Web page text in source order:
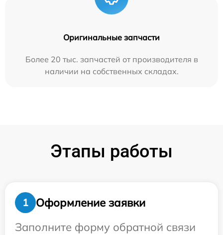
Оригинальные запчасти
Более 20 тыс. запчастей от производителя в
наличии на собственных складах.
Этапы работы
1
Оформление заявки
Заполните форму обратной связи